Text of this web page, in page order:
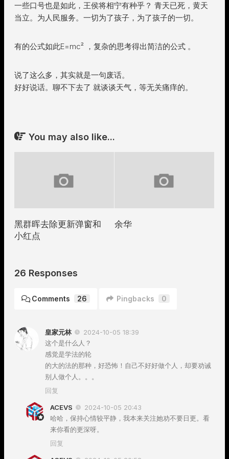
一些口号也是如此，王侯将相宁有种乎？ 青天已死，黄天
当立。为人民服务。一切为了孩子，为了孩子的一切。
有的公式如此E=mc² ，复杂的思考得出简洁的公式 。
说了这么多，其实就是一句废话。
好好说话。聊不下去了 就谈谈天气，等无关痛痒的。
You may also like...
黑群晖去除更新弹窗和
小红点
余华
26 Responses
Comments 26 Pingbacks 0
皇家元林
2024-10-05 18:39
这个是什么人？
感觉是学法的轮
的大的法的那种，好恐怖！自己不好好做个人，却要劝诫
别人做个人。。。
回复
ACEVS
2024-10-05 20:43
哈哈，保持心情较平静，我本来关注她劝不要日更。看
来你看的更深呀。
回复